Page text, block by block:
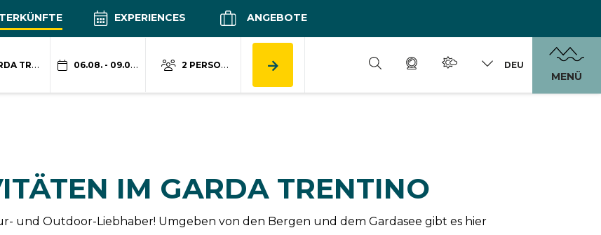
EXPERIENCES ANGEBOTE
TRENTINO 06.08. - 09.08. 2 PERSONEN DEU
MENÜ
IM GARDA TRENTINO
und Outdoor-Liebhaber! Umgeben von den Bergen und dem Gardasee gibt es hier